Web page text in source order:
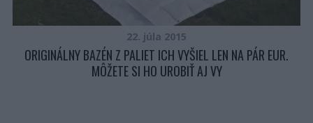
22. júla 2015
ORIGINÁLNY BAZÉN Z PALIET ICH VYŠIEL LEN NA PÁR EUR.
MÔŽETE SI HO UROBIŤ AJ VY